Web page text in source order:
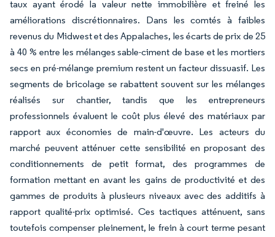
taux ayant érodé la valeur nette immobilière et freiné les
améliorations discrétionnaires. Dans les comtés à faibles
revenus du Midwest et des Appalaches, les écarts de prix de 25
à 40 % entre les mélanges sable-ciment de base et les mortiers
secs en pré-mélange premium restent un facteur dissuasif. Les
segments de bricolage se rabattent souvent sur les mélanges
réalisés sur chantier, tandis que les entrepreneurs
professionnels évaluent le coût plus élevé des matériaux par
rapport aux économies de main-d'œuvre. Les acteurs du
marché peuvent atténuer cette sensibilité en proposant des
conditionnements de petit format, des programmes de
formation mettant en avant les gains de productivité et des
gammes de produits à plusieurs niveaux avec des additifs à
rapport qualité-prix optimisé. Ces tactiques atténuent, sans
toutefois compenser pleinement, le frein à court terme pesant